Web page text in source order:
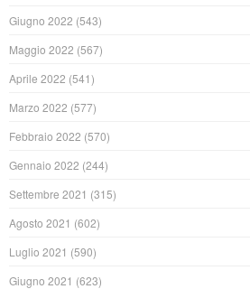
Giugno 2022 (543)
Maggio 2022 (567)
Aprile 2022 (541)
Marzo 2022 (577)
Febbraio 2022 (570)
Gennaio 2022 (244)
Settembre 2021 (315)
Agosto 2021 (602)
Luglio 2021 (590)
Giugno 2021 (623)